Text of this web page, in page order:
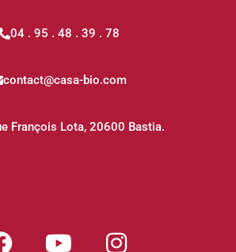
04 . 95 . 48 . 39 . 78
contact@casa-bio.com
François Lota, 20600 Bastia.